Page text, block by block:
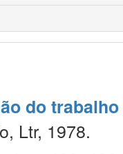
do trabalho
Ltr, 1978.